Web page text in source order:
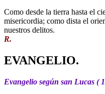
Como desde la tierra hasta el
misericordia; como dista el
nuestros delitos.
R.
EVANGELIO.
Evangelio según san Lucas (